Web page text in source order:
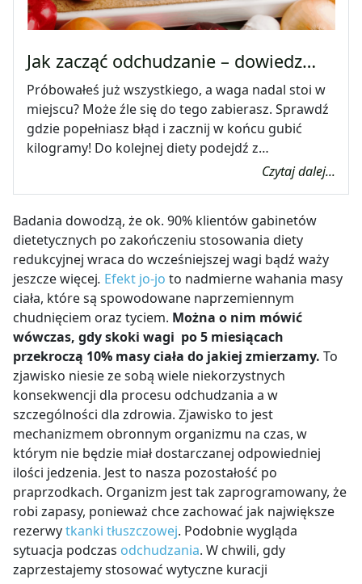
Jak zacząć odchudzanie – dowiedz…
Próbowałeś już wszystkiego, a waga nadal stoi w
miejscu? Może źle się do tego zabierasz. Sprawdź
gdzie popełniasz błąd i zacznij w końcu gubić
kilogramy! Do kolejnej diety podejdź z…
Czytaj dalej...
Badania dowodzą, że ok. 90% klientów gabinetów
dietetycznych po zakończeniu stosowania diety
redukcyjnej wraca do wcześniejszej wagi bądź waży
jeszcze więcej. Efekt jo-jo to nadmierne wahania masy
ciała, które są spowodowane naprzemiennym
chudnięciem oraz tyciem. Można o nim mówić
wówczas, gdy skoki wagi po 5 miesiącach
przekroczą 10% masy ciała do jakiej zmierzamy. To
zjawisko niesie ze sobą wiele niekorzystnych
konsekwencji dla procesu odchudzania a w
szczególności dla zdrowia. Zjawisko to jest
mechanizmem obronnym organizmu na czas, w
którym nie będzie miał dostarczanej odpowiedniej
ilości jedzenia. Jest to nasza pozostałość po
praprzodkach. Organizm jest tak zaprogramowany, że
robi zapasy, ponieważ chce zachować jak największe
rezerwytkanki tłuszczowej. Podobnie wygląda
sytuacja podczas odchudzania. W chwili, gdy
zaprzestajemy stosować wytyczne kuracji